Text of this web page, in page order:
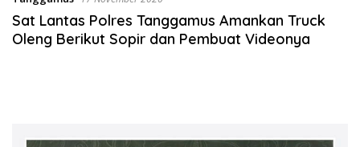
Sat Lantas Polres Tanggamus Amankan Truck
Oleng Berikut Sopir dan Pembuat Videonya